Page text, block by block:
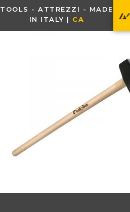
TOOLS - ATTREZZI - MADE
IN ITALY | CAV